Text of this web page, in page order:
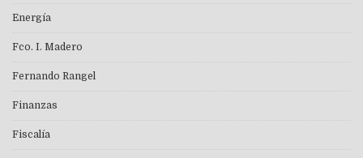
Energía
Fco. I. Madero
Fernando Rangel
Finanzas
Fiscalía